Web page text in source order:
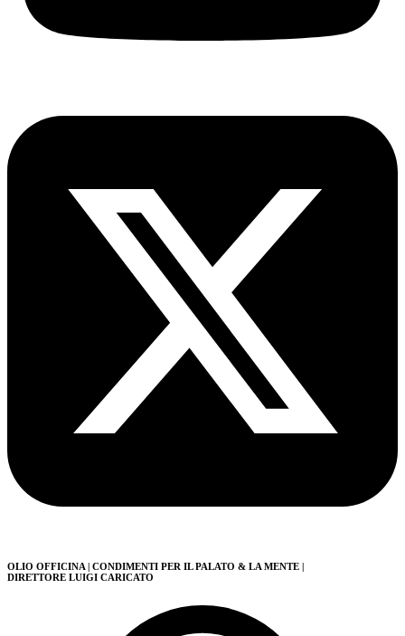
OLIO OFFICINA | CONDIMENTI PER IL PALATO & LA MENTE |
DIRETTORE LUIGI CARICATO